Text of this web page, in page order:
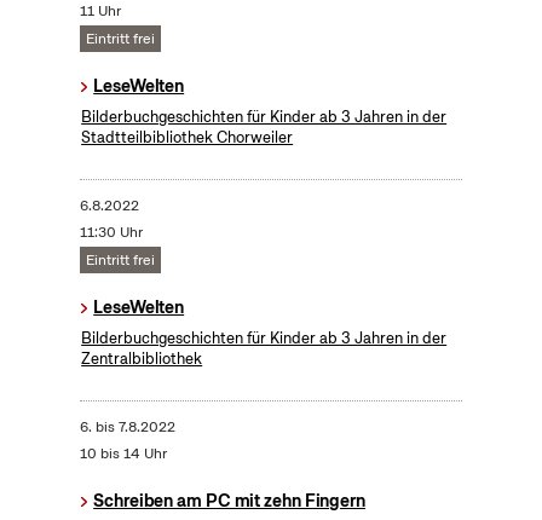
11 Uhr
Eintritt frei
LeseWelten
Bilderbuchgeschichten für Kinder ab 3 Jahren in der
Stadtteilbibliothek Chorweiler
6.8.2022
11:30 Uhr
Eintritt frei
LeseWelten
Bilderbuchgeschichten für Kinder ab 3 Jahren in der
Zentralbibliothek
6. bis7.8.2022
10 bis 14 Uhr
Schreiben am PC mit zehn Fingern